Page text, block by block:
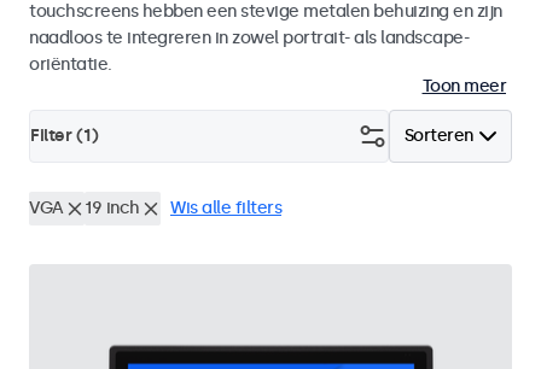
touchscreens hebben een stevige metalen behuizing en zijn
naadloos te integreren in zowel portrait- als landscape-
oriëntatie.
Toon meer
Sorteren
Filter (1)
VGA 19 inch Wis alle filters